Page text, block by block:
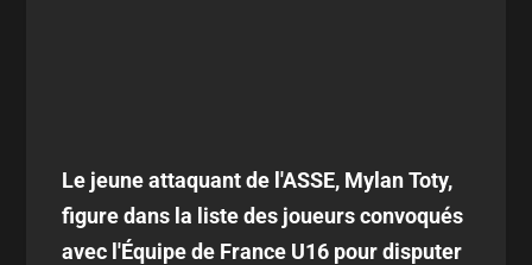
Le jeune attaquant de l'ASSE, Mylan Toty,
figure dans la liste des joueurs convoqués
avec l'Équipe de France U16 pour disputer